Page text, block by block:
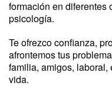
formación en diferentes
psicología.
Te ofrezco confianza,
afrontemos tus
familia, amigos, laboral,
vida.